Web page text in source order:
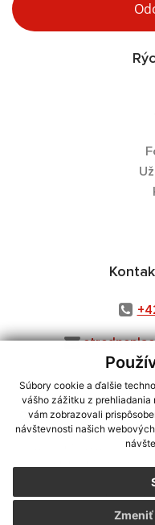
Súbory cookie a ďalšie
vášho zážitku z prehliadania
vám zobrazovali
návštevnosti našich
Zmeniť
využite možnosť
CMS systém (redakčný)
Posledná